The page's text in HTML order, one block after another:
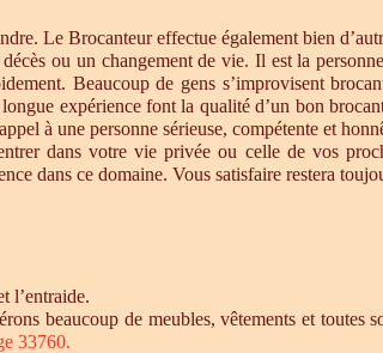
Le Brocanteur effectue également bien
ou un changement de vie. Il est la
Beaucoup de gens s’improvisent
expérience font la qualité d’un bon
à une personne sérieuse, compétente et
dans votre vie privée ou celle de vos
dans ce domaine. Vous satisfaire restera
l’entraide.
beaucoup de meubles, vêtements et toutes
33760.